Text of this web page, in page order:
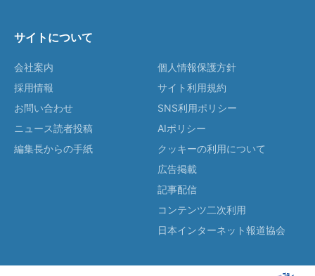
サイトについて
会社案内
採用情報
お問い合わせ
ニュース読者投稿
編集長からの手紙
個人情報保護方針
サイト利用規約
SNS利用ポリシー
AIポリシー
クッキーの利用について
広告掲載
記事配信
コンテンツ二次利用
日本インターネット報道協会